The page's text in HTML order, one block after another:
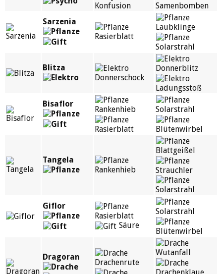
Konfusion
Samenbomben
Sarzenia
Rasierblatt
Laubklinge
Solarstrahl
Blitza
Donnerschock
Donnerblitz
Ladungsstoß
Bisaflor
Rankenhieb
Rasierblatt
Solarstrahl
Blütenwirbel
Tangela
Rankenhieb
Blattgeißel
Strauchler
Solarstrahl
Giflor
Rasierblatt
Säure
Solarstrahl
Blütenwirbel
Dragoran
Drachenrute
Wutanfall